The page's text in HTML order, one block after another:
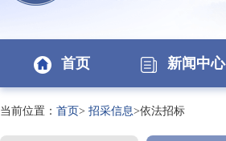
首页 新闻中心
当前位置： 首页> 招采信息>依法招标